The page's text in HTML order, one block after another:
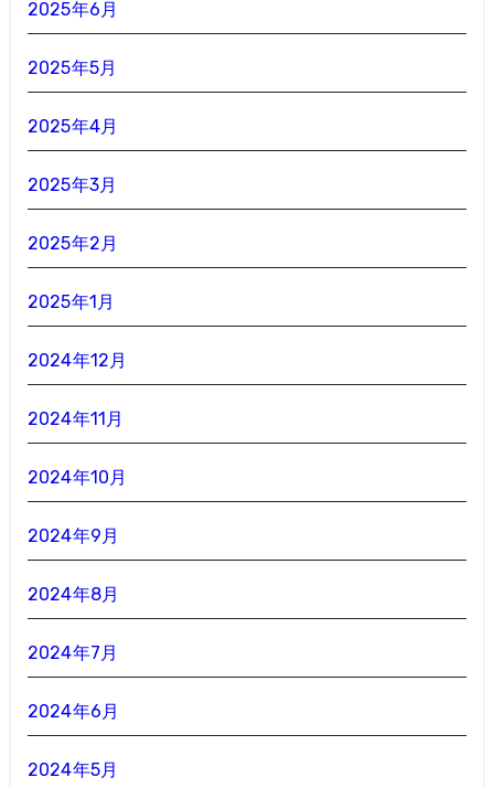
2025年6月
2025年5月
2025年4月
2025年3月
2025年2月
2025年1月
2024年12月
2024年11月
2024年10月
2024年9月
2024年8月
2024年7月
2024年6月
2024年5月